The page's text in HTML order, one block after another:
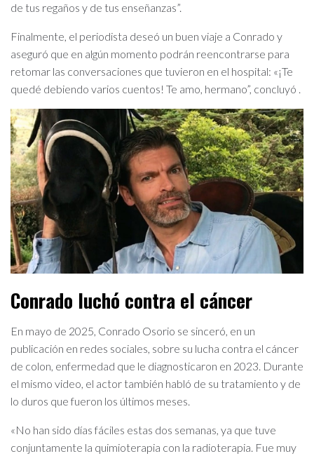
de tus regaños y de tus enseñanzas”.
Finalmente, el periodista deseó un buen viaje a Conrado y
aseguró que en algún momento podrán reencontrarse para
retomar las conversaciones que tuvieron en el hospital: «¡Te
quedé debiendo varios cuentos! Te amo, hermano”, concluyó .
Conrado luchó contra el cáncer
En mayo de 2025, Conrado Osorio se sinceró, en un
publicación en redes sociales, sobre su lucha contra el cáncer
de colon, enfermedad que le diagnosticaron en 2023. Durante
el mismo video, el actor también habló de su tratamiento y de
lo duros que fueron los últimos meses.
«No han sido días fáciles estas dos semanas, ya que tuve
conjuntamente la quimioterapia con la radioterapia. Fue muy